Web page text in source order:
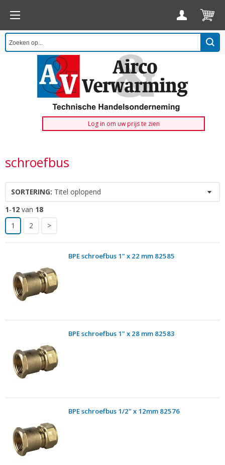
Log in om uw prijs te zien
schroefbus
SORTERING: Titel oplopend
1-12 van 18
1
2 >
BPE schroefbus 1" x 22 mm 82585
BPE schroefbus 1" x 28 mm 82583
BPE schroefbus 1/2" x 12mm 82576